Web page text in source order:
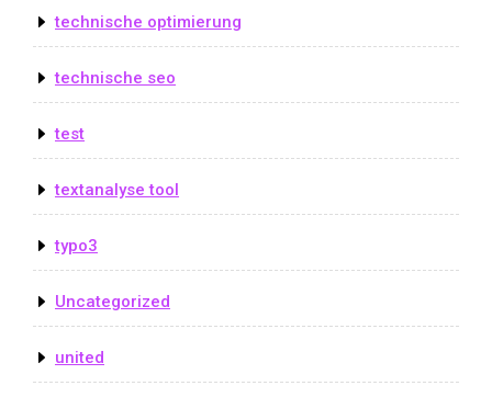
technische optimierung
technische seo
test
textanalyse tool
typo3
Uncategorized
united